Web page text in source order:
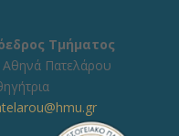
Τμήματος
Πατελάρου